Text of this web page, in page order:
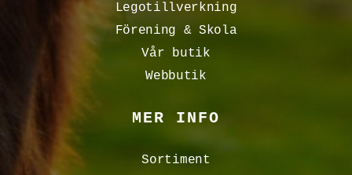
Legotillverkning
Förening & Skola
Vår butik
Webbutik
MER INFO
Sortiment